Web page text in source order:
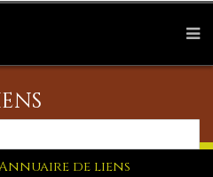
de liens